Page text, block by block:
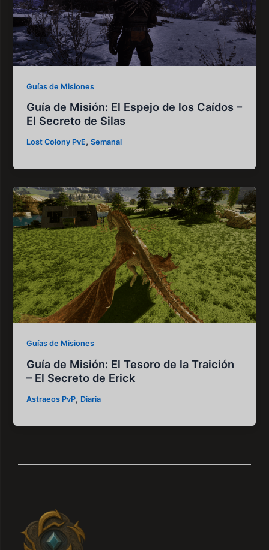
Guías de Misiones
Guía de Misión: El Espejo de los Caídos –
El Secreto de Silas
Lost Colony PvE,Semanal
Guías de Misiones
Guía de Misión: El Tesoro de la Traición
– El Secreto de Erick
Astraeos PvP, Diaria